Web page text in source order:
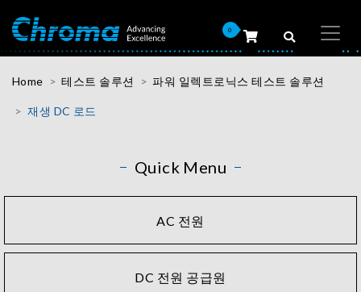
0
Home 테스트 솔루션 파워 일렉트로닉스 테스트 솔루션
재생 DC 로드
Quick Menu
AC 전원
DC 전원 공급원